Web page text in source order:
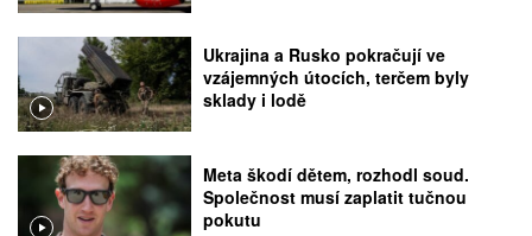
Ukrajina a Rusko pokračují ve
vzájemných útocích, terčem byly
sklady i lodě
Meta škodí dětem, rozhodl soud.
Společnost musí zaplatit tučnou
pokutu